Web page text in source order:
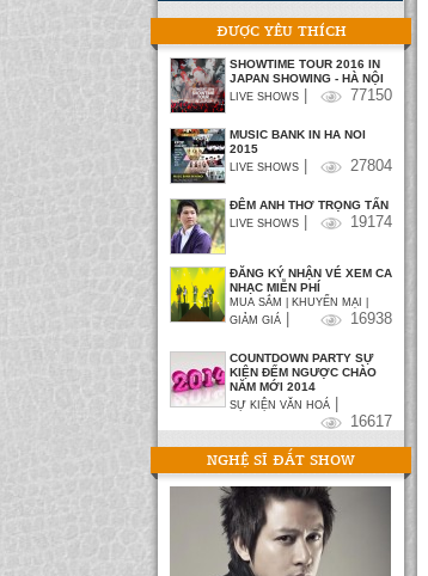
ĐƯỢC YÊU THÍCH
SHOWTIME TOUR 2016 IN
JAPAN SHOWING - HÀ NỘI
LIVE SHOWS 77150
MUSIC BANK IN HA NOI
2015
LIVE SHOWS 27804
ĐÊM ANH THƠ TRỌNG TẤN
LIVE SHOWS 19174
ĐĂNG KÝ NHẬN VÉ XEM CA
NHẠC MIỄN PHÍ
MUA SẮM | KHUYẾN MẠI |
GIẢM GIÁ
16938
COUNTDOWN PARTY SỰ
KIỆN ĐẾM NGƯỢC CHÀO
NĂM MỚI 2014
SỰ KIỆN VĂN HOÁ
16617
NGHỆ SĨ ĐẮT SHOW